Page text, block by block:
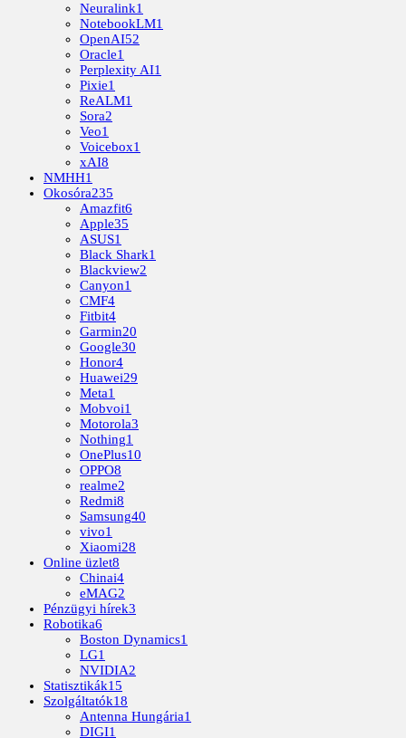
Neuralink1
NotebookLM1
OpenAI52
Oracle1
Perplexity AI1
Pixie1
ReALM1
Sora2
Veo1
Voicebox1
xAI8
NMHH1
Okosóra235
Amazfit6
Apple35
ASUS1
Black Shark1
Blackview2
Canyon1
CMF4
Fitbit4
Garmin20
Google30
Honor4
Huawei29
Meta1
Mobvoi1
Motorola3
Nothing1
OnePlus10
OPPO8
realme2
Redmi8
Samsung40
vivo1
Xiaomi28
Online üzlet8
Chinai4
eMAG2
Pénzügyi hírek3
Robotika6
Boston Dynamics1
LG1
NVIDIA2
Statisztikák15
Szolgáltatók18
Antenna Hungária1
DIGI1